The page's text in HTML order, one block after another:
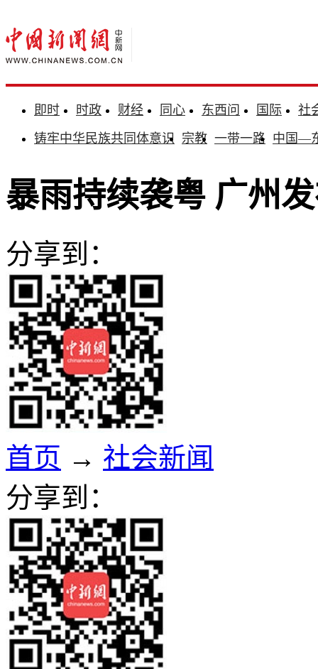
即时 时政 财经 同心 东西问 国际
社
铸牢中华民族共同体意识 宗教 一带一路 中国—
暴雨持续袭粤 广州
分享到：
首页 → 社会新闻
分享到：